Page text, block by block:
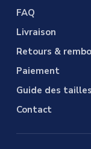
FAQ
Livraison
Retours &
Paiement
Guide des tailles
Contact